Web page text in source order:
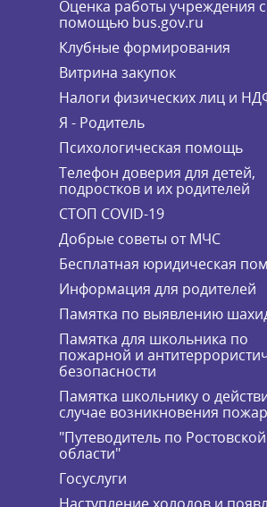
Оценка работы учреждения с
помощью bus.gov.ru
Клубные формирования
Витрина закупок
Налоги физических лиц и
Я - Родитель
Психологическая помощь
Телефон доверия для детей,
подростков и их родителей
СТОП COVID-19
Добрые советы от МЧС
Бесплатная юридическая
Информация для родителей
Памятка по выявлению
Памятка для школьника по
пожарной и
безопасности
Памятка школьнику о
случае возникновения
"Путеводитель по Ростовской
области"
Госуслуги